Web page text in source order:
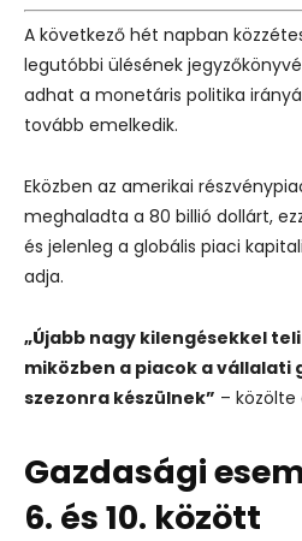
A következő hét napban
legutóbbi ülésének
adhat a monetáris politika
tovább emelkedik.
Eközben az amerikai
meghaladta a 80 billió dollárt,
és jelenleg a globális piaci
adja.
„Újabb nagy kilengésekkel
miközben a piacok a vállalati
szezonra készülnek” – közölte
Gazdasági
6. és 10. között